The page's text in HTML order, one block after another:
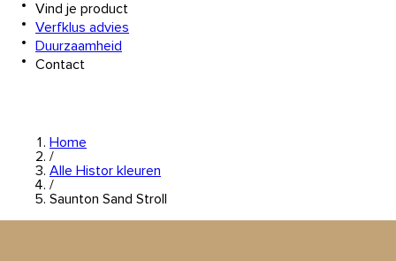
Vind je product
Verfklus advies
Duurzaamheid
Contact
Home
/
Alle Histor kleuren
/
Saunton Sand Stroll